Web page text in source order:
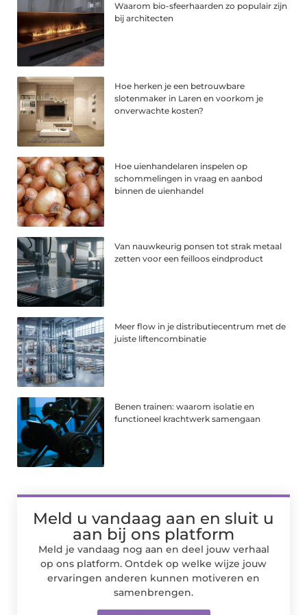
Waarom bio-sfeerhaarden zo populair zijn
bij architecten
Hoe herken je een betrouwbare
slotenmaker in Laren en voorkom je
onverwachte kosten?
Hoe uienhandelaren inspelen op
schommelingen in vraag en aanbod
binnen de uienhandel
Van nauwkeurig ponsen tot strak metaal
zetten voor een feilloos eindproduct
Meer flow in je distributiecentrum met de
juiste liftencombinatie
Benen trainen: waarom isolatie en
functioneel krachtwerk samengaan
Meld u vandaag aan en sluit u
aan bij ons platform
Meld je vandaag nog aan en deel jouw verhaal
op ons platform. Ontdek op welke wijze jouw
ervaringen anderen kunnen motiveren en
samenbrengen.